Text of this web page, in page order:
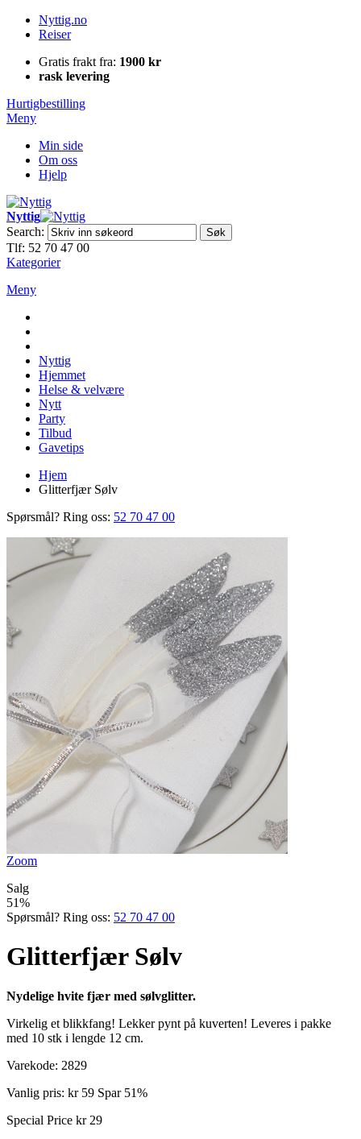
Nyttig.no
Reiser
Gratis frakt fra: 1900 kr
rask levering
Hurtigbestilling
Meny
Min side
Om oss
Hjelp
Nyttig
Search:
Søk
Tlf: 52 70 47 00
Kategorier
Meny
Nyttig
Hjemmet
Helse & velvære
Nytt
Party
Tilbud
Gavetips
Hjem
Glitterfjær Sølv
Spørsmål? Ring oss: 52 70 47 00
Zoom
Salg
51%
Spørsmål? Ring oss: 52 70 47 00
Glitterfjær Sølv
Nydelige hvite fjær med sølvglitter.
Virkelig et blikkfang! Lekker pynt på kuverten! Leveres i pakke
med 10 stk i lengde 12 cm.
Varekode: 2829
Vanlig pris: kr 59 Spar 51%
Special Price kr 29